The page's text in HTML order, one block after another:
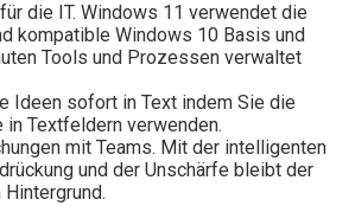
die IT. Windows 11 verwendet die
kompatible Windows 10 Basis und
Tools und Prozessen verwaltet
Ideen sofort in Text indem Sie die
in Textfeldern verwenden.
mit Teams. Mit der intelligenten
und der Unschärfe bleibt der
Hintergrund.